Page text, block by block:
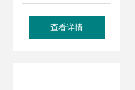
全景图 服务超200
查看详情